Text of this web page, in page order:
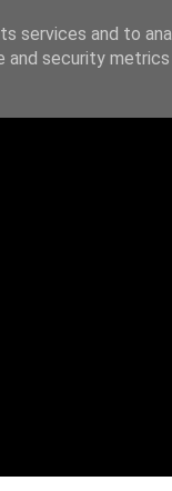
PODAJ DALEJ
services and to
and security